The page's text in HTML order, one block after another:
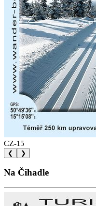
CZ-15
❮ ❯
Na Čihadle